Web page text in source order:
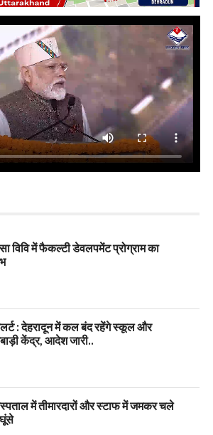
विवि में फैकल्टी डेवलपमेंट प्रोग्राम का
: देहरादून में कल बंद रहेंगे स्कूल और
केंद्र, आदेश जारी..
में तीमारदारों और स्टाफ में जमकर चले